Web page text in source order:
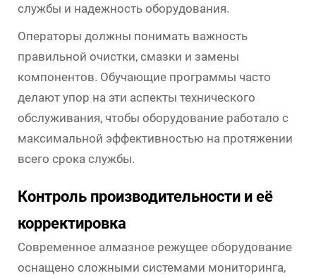
службы и надежность оборудования.
Операторы должны понимать важность
правильной очистки, смазки и замены
компонентов. Обучающие программы часто
делают упор на эти аспекты технического
обслуживания, чтобы оборудование работало с
максимальной эффективностью на протяжении
всего срока службы.
Контроль производительности и её
корректировка
Современное алмазное режущее оборудование
оснащено сложными системами мониторинга,